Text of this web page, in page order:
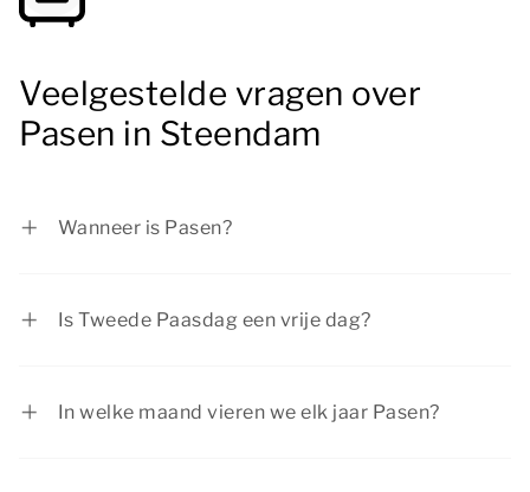
Veelgestelde vragen over
Pasen in Steendam
Wanneer is Pasen?
Is Tweede Paasdag een vrije dag?
In welke maand vieren we elk jaar Pasen?